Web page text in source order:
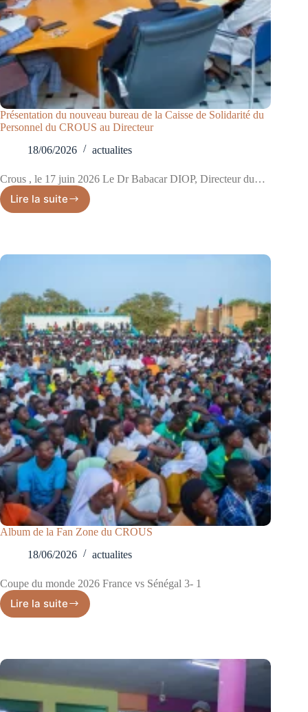
Présentation du nouveau bureau de la Caisse de Solidarité du
Personnel du CROUS au Directeur
18/06/2026
actualites
Crous , le 17 juin 2026 Le Dr Babacar DIOP, Directeur du…
Lire la suite
Album de la Fan Zone du CROUS
18/06/2026
actualites
Coupe du monde 2026 France vs Sénégal 3- 1
Lire la suite